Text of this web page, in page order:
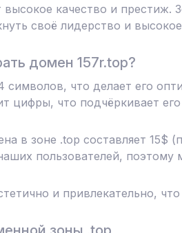
качество и престиж.
своё лидерство и
домен 157r.top?
символов, что делает его
цифры, что подчёркивает
в зоне .top составляет 15$
пользователей,
и привлекательно,